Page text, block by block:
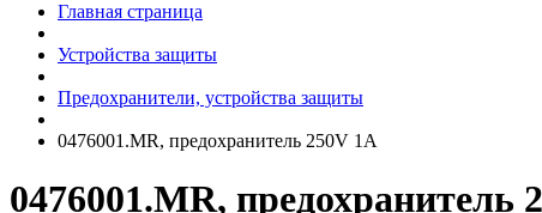
Главная страница
Устройства защиты
Предохранители, устройства защиты
0476001.MR, предохранитель 250V 1A
0476001.MR, предохранитель